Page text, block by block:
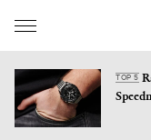
TOP 5